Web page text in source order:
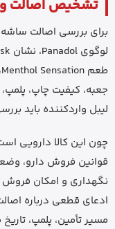
تشخیص اصالت و
جعبه، کیفیت چاپ، پلمپ،
لیبل واردکننده باید
چون این کالا دارویی
قوانین فروش دارو،
نگهداری و امکان
ادعای قطعی درباره
مسیر تأمین، پلمپ،